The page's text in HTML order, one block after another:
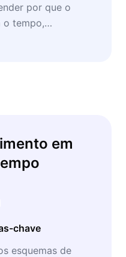
por que o
o tempo,
de
em
chave
esquemas de